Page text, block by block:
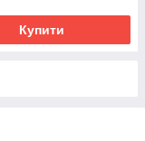
Купити